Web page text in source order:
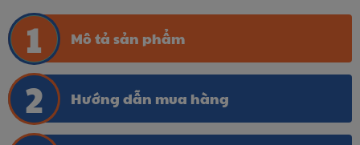
Mô tả sản phẩm
Hướng dẫn mua hàng